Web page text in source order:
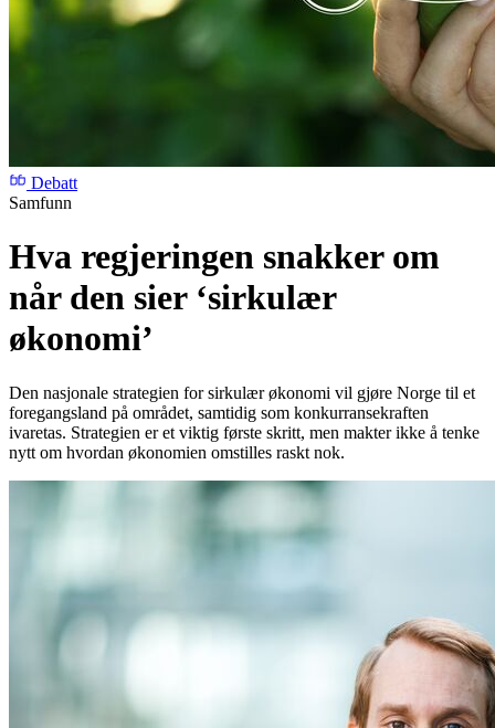
Debatt
Samfunn
Hva regjeringen snakker om
når den sier ‘sirkulær
økonomi’
Den nasjonale strategien for sirkulær økonomi vil gjøre Norge til et
foregangsland på området, samtidig som konkurransekraften
ivaretas. Strategien er et viktig første skritt, men makter ikke å tenke
nytt om hvordan økonomien omstilles raskt nok.